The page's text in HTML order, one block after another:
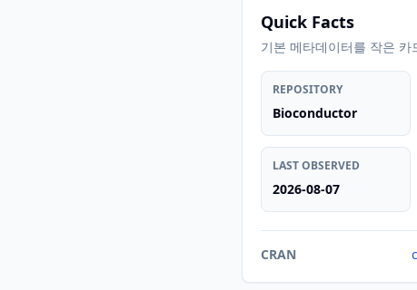
Quick Facts
기본 메타데이터를 작은
REPOSITORY
Bioconductor
LAST OBSERVED
2026-08-07
CRAN